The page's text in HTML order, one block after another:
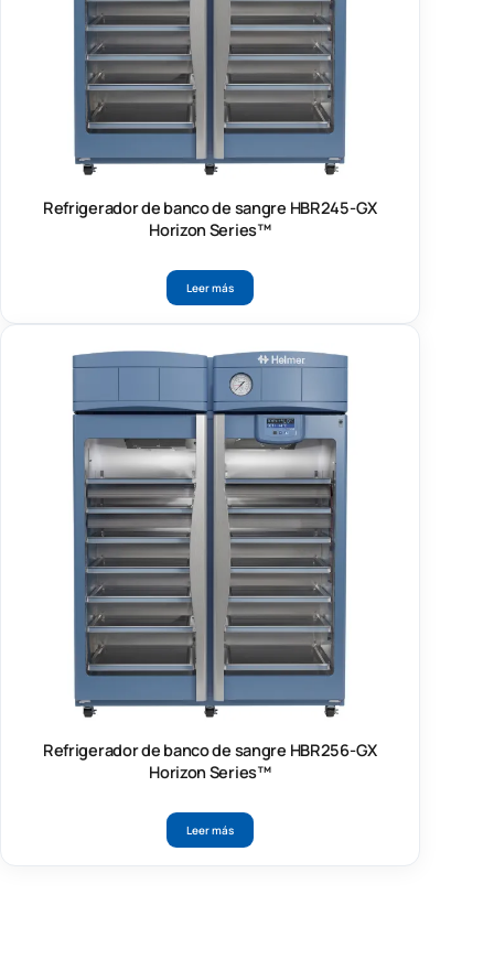
Refrigerador de banco de sangre HBR245-GX
Horizon Series™
Leer más
Refrigerador de banco de sangre HBR256-GX
Horizon Series™
Leer más